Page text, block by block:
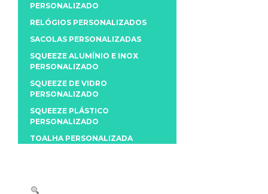
PERSONALIZADO
RELÓGIOS PERSONALIZADOS
SACOLAS PERSONALIZADAS
SQUEEZE ALUMÍNIO E INOX
PERSONALIZADO
SQUEEZE DE VIDRO
PERSONALIZADO
SQUEEZE PLÁSTICO
PERSONALIZADO
TOALHA PERSONALIZADA